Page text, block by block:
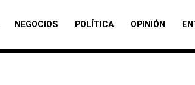
NEGOCIOS POLÍTICA OPINIÓN